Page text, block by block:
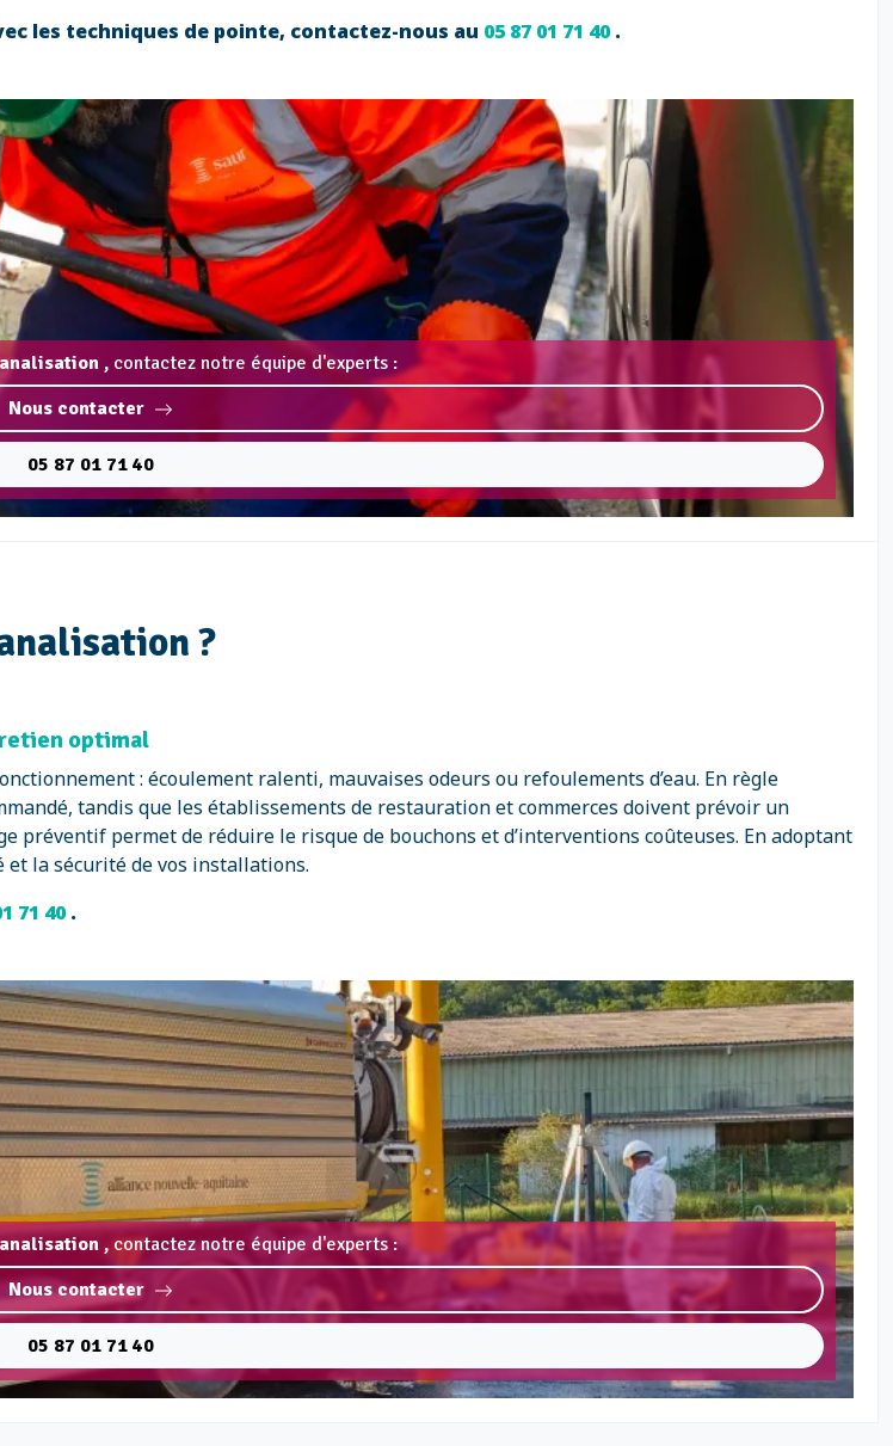
les techniques de pointe, contactez-nous au 05 87 01 71 40.
, contactez notre équipe d'experts :
Nous contacter
05 87 01 71 40
?
optimal
: écoulement ralenti, mauvaises odeurs ou refoulements d’eau. En règle
tandis que les établissements de restauration et commerces doivent prévoir un
permet de réduire le risque de bouchons et d’interventions coûteuses. En adoptant
et la sécurité de vos installations.
71 40.
, contactez notre équipe d'experts :
Nous contacter
05 87 01 71 40